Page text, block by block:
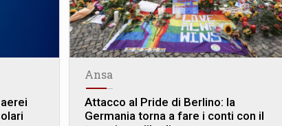
Ansa
Attacco al Pride di Berlino: la
Germania torna a fare i conti con il